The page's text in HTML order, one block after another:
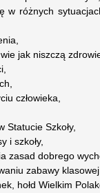
w różnych
jak niszczą
człowieka,
Statucie Szkoły,
i szkoły,
zasad dobrego
zabawy
hołd Wielkim